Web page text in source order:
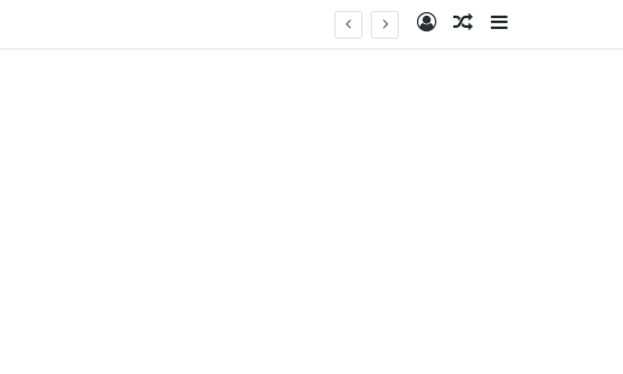
Log InArtigo Aleatório
Sidebar